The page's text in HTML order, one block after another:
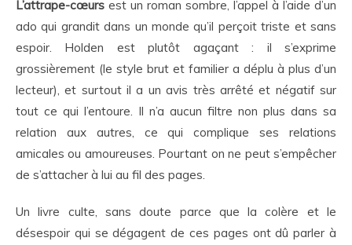
L’attrape-cœurs est un roman sombre, l’appel à l’aide d’un
ado qui grandit dans un monde qu’il perçoit triste et sans
espoir. Holden est plutôt agaçant : il s’exprime
grossièrement (le style brut et familier a déplu à plus d’un
lecteur), et surtout il a un avis très arrêté et négatif sur
tout ce qui l’entoure. Il n’a aucun filtre non plus dans sa
relation aux autres, ce qui complique ses relations
amicales ou amoureuses. Pourtant on ne peut s’empêcher
de s’attacher à lui au fil des pages.
Un livre culte, sans doute parce que la colère et le
désespoir qui se dégagent de ces pages ont dû parler à